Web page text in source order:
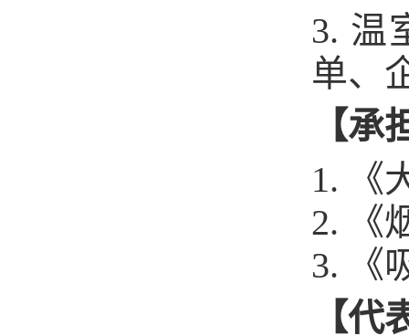
3. 温
单、
【
1. 《
2. 《
3. 《
【代